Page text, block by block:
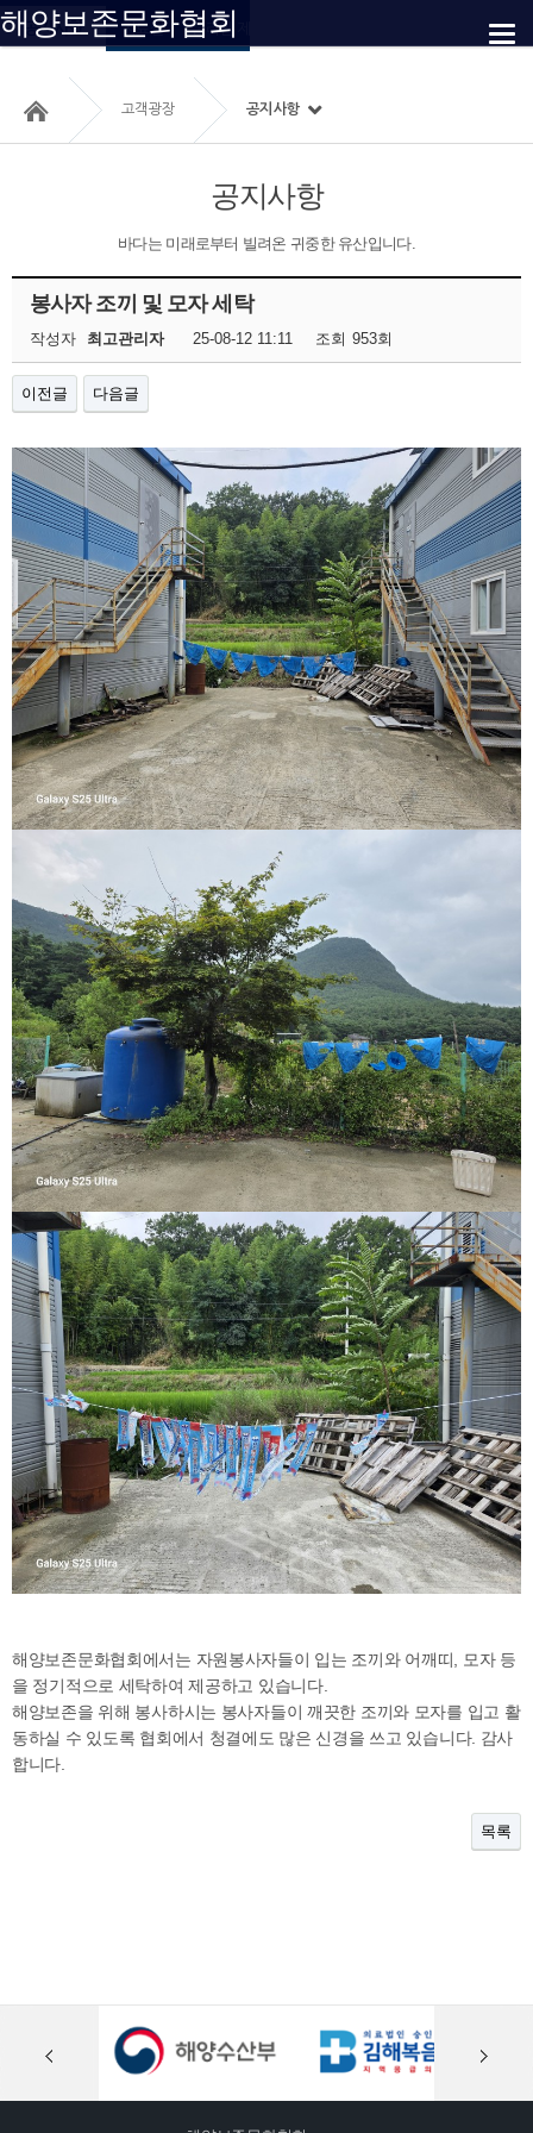
해양보존문화협회
고객광장 공지사항
공지사항 자료실 온라인 제보
공지사항
바다는 미래로부터 빌려온 귀중한 유산입니다.
봉사자 조끼 및 모자 세탁
작성자 최고관리자 25-08-12 11:11 조회 953회
이전글 다음글
해양보존문화협회에서는 자원봉사자들이 입는 조끼와 어깨띠, 모자 등
을 정기적으로 세탁하여 제공하고 있습니다.
해양보존을 위해 봉사하시는 봉사자들이 깨끗한 조끼와 모자를 입고 활
동하실 수 있도록 협회에서 청결에도 많은 신경을 쓰고 있습니다. 감사
합니다.
목록